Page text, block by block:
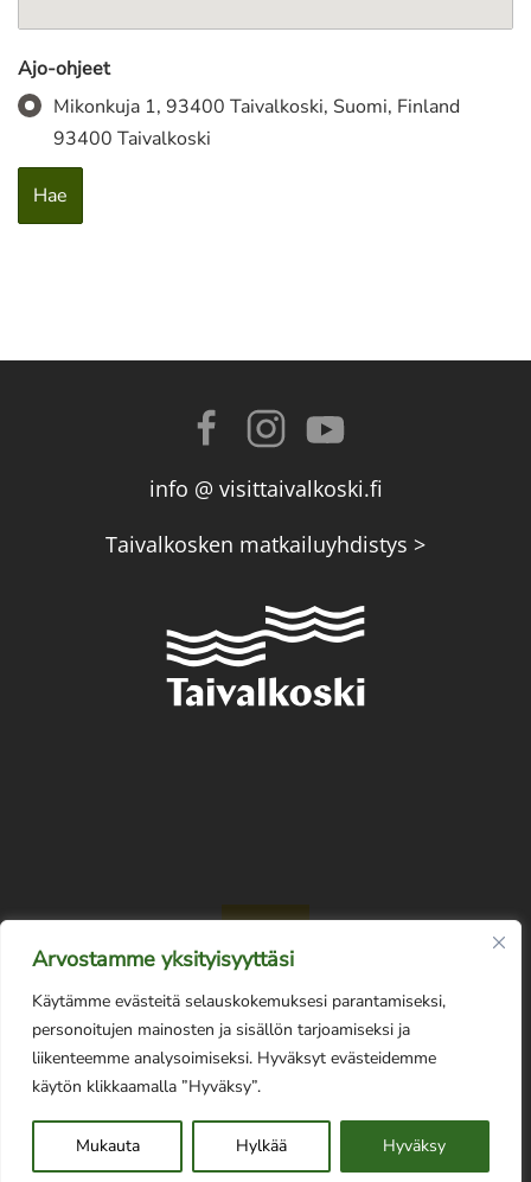
Arvostamme yksityisyyttäsi
Käytämme evästeitä selauskokemuksesi parantamiseksi,
personoitujen mainosten ja sisällön tarjoamiseksi ja
liikenteemme analysoimiseksi. Hyväksyt evästeidemme
käytön klikkaamalla ”Hyväksy”.
Mukauta Hylkää Hyväksy
Ajo-ohjeet
Mikonkuja 1, 93400 Taivalkoski, Suomi, Finland
93400 Taivalkoski
info @ visittaivalkoski.fi
Taivalkosken matkailuyhdistys >
Tietosuojaseloste